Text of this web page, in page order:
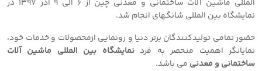
المللی ماشین آلات ساختمانی و معدنی چین از 6 الی 9 آذر 1397 در
نمایشگاه بین المللی شانگهای انجام شد.
حضور تمامی تولیدکنندگان برتر دنیا و رونمایی ازمحصولات و خدمات خود،
نمایانگر اهمیت منحصر به فردنمایشگاه بین المللی ماشین آلات
ساختمانی و معدنی می باشد.